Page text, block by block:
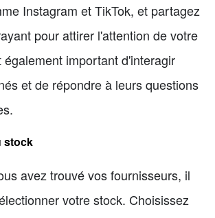
Instagram et TikTok, et partagez
pour attirer l'attention de votre
important d'interagir
et de répondre à leurs questions
stock
avez trouvé vos fournisseurs, il
votre stock. Choisissez